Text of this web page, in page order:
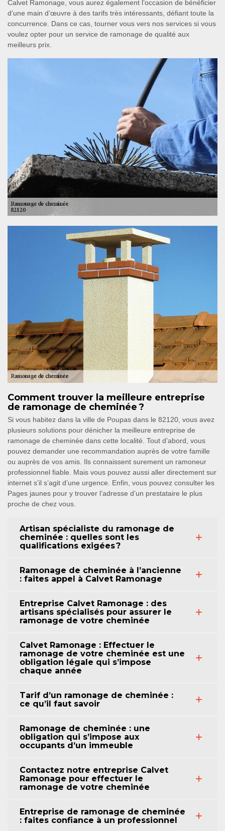
Calvet Ramonage, vous aurez également l’occasion de bénéficier
d’une main d’œuvre à des tarifs très intéressants, défiant toute la
concurrence. Dans ce cas, tourner vous vers nos services si vous
voulez opter pour un service de ramonage de qualité aux
meilleurs prix.
Comment trouver la meilleure entreprise
de ramonage de cheminée ?
Si vous habitez dans la ville de Poupas dans le 82120, vous avez
plusieurs solutions pour dénicher la meilleure entreprise de
ramonage de cheminée dans cette localité. Tout d’abord, vous
pouvez demander une recommandation auprès de votre famille
ou auprès de vos amis. Ils connaissent surement un ramoneur
professionnel fiable. Mais vous pouvez aussi aller directement sur
internet s’il s’agit d’une urgence. Enfin, vous pouvez consulter les
Pages jaunes pour y trouver l’adresse d’un prestataire le plus
proche de chez vous.
Artisan spécialiste du ramonage de
cheminée : quelles sont les
qualifications exigées ?
Ramonage de cheminée à l’ancienne
: faites appel à Calvet Ramonage
Entreprise Calvet Ramonage : des
artisans spécialisés pour assurer le
ramonage de votre cheminée
Calvet Ramonage : Effectuer le
ramonage de votre cheminée est une
obligation légale qui s’impose
chaque année
Tarif d’un ramonage de cheminée :
ce qu’il faut savoir
Ramonage de cheminée : une
obligation qui s’impose aux
occupants d’un immeuble
Contactez notre entreprise Calvet
Ramonage pour effectuer le
ramonage de votre cheminée
Entreprise de ramonage de cheminée
: faites confiance à un professionnel